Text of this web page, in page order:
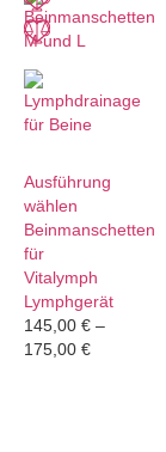
Ausführung
wählen
Beinmanschetten
für
Vitalymph
Lymphgerät
145,00 € –
175,00 €